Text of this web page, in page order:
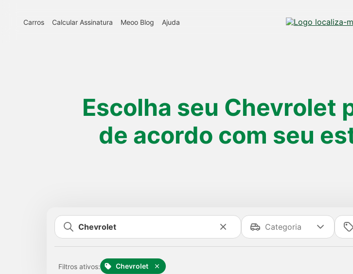
Carros Calcular Assinatura Meoo Blog Ajuda
Escolha seu Chevrolet
de acordo com seu
Filtros ativos: Chevrolet